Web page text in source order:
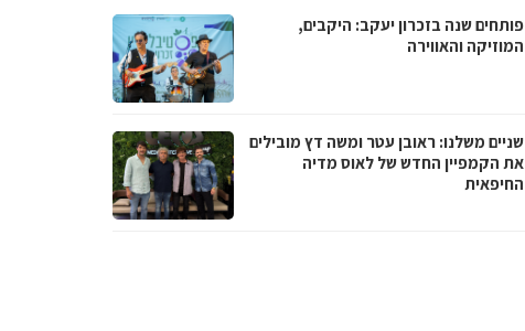
פותחים שנה בזכרון יעקב: היקבים,
המוזיקה והאווירה
שניים משלנו: ראובן עטר ומשה דץ מובילים
את הקמפיין החדש של לאוס מדיה
החיפאית